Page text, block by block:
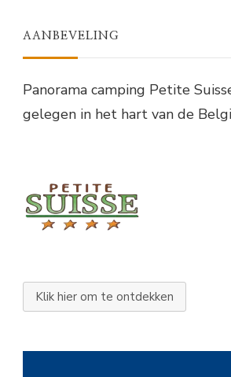
AANBEVELING
Panorama camping Petite
gelegen in het hart van de
Klik hier om te ontdekken